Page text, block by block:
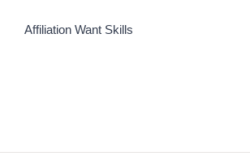
Affiliation Want Skills